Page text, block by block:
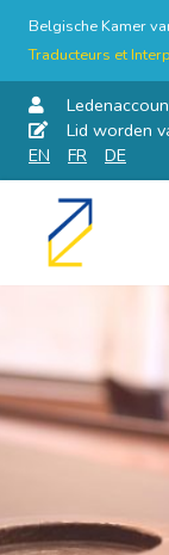
Belgische Kamer
Traducteurs et
Lid worden
EN
FR DE
Skip